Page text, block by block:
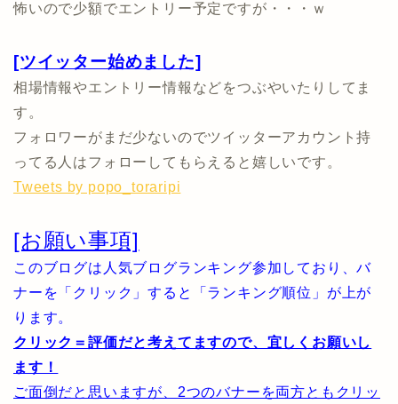
怖いので少額でエントリー予定ですが・・・ｗ
[ツイッター始めました]
相場情報やエントリー情報などをつぶやいたりしてま
す。
フォロワーがまだ少ないのでツイッターアカウント持
ってる人はフォローしてもらえると嬉しいです。
Tweets by popo_toraripi
[お願い事項]
このブログは人気ブログランキング参加しており、バ
ナーを「クリック」すると「ランキング順位」が上が
ります。
クリック＝評価だと考えてますので、宜しくお願いし
ます！
ご面倒だと思いますが、2つのバナーを両方ともクリッ